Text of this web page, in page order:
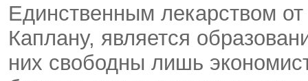
Единственным лекарством
Каплану, является
них свободны лишь